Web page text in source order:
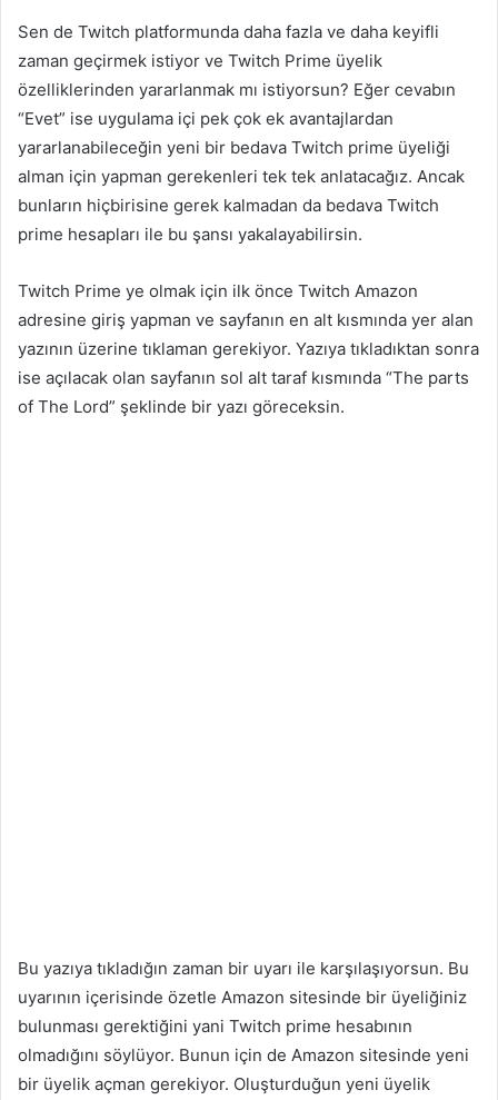
Sen de Twitch platformunda daha fazla ve daha keyifli
zaman geçirmek istiyor ve Twitch Prime üyelik
özelliklerinden yararlanmak mı istiyorsun? Eğer cevabın
“Evet” ise uygulama içi pek çok ek avantajlardan
yararlanabileceğin yeni bir bedava Twitch prime üyeliği
alman için yapman gerekenleri tek tek anlatacağız. Ancak
bunların hiçbirisine gerek kalmadan da bedava Twitch
prime hesapları ile bu şansı yakalayabilirsin.
Twitch Prime ye olmak için ilk önce Twitch Amazon
adresine giriş yapman ve sayfanın en alt kısmında yer alan
yazının üzerine tıklaman gerekiyor. Yazıya tıkladıktan sonra
ise açılacak olan sayfanın sol alt taraf kısmında “The parts
of The Lord” şeklinde bir yazı göreceksin.
Bu yazıya tıkladığın zaman bir uyarı ile karşılaşıyorsun. Bu
uyarının içerisinde özetle Amazon sitesinde bir üyeliğiniz
bulunması gerektiğini yani Twitch prime hesabının
olmadığını söylüyor. Bunun için de Amazon sitesinde yeni
bir üyelik açman gerekiyor. Oluşturduğun yeni üyelik